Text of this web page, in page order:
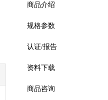
商品介绍
规格参数
认证/报告
资料下载
商品咨询